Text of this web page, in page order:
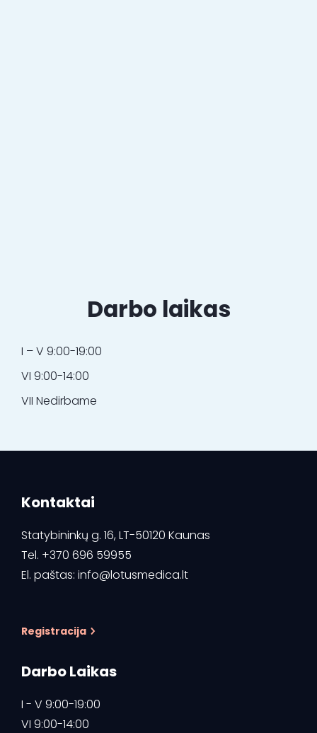
Darbo laikas
I – V 9:00-19:00
VI 9:00-14:00
VII Nedirbame
Kontaktai
Statybininkų g. 16, LT-50120 Kaunas
Tel. +370 696 59955
El. paštas: info@lotusmedica.lt
Registracija
Darbo Laikas
I - V 9:00-19:00
VI 9:00-14:00